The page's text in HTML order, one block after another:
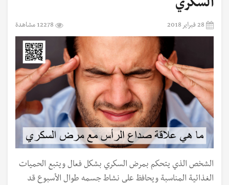
السكري
28 فبراير 2018 12278 مشاهدة
الشخص الذي يتحكم بمرض السكري بشكل فعال ويتبع الحميات
الغذائية المناسبة ويحافظ على نشاط جسمه طوال الأسبوع قد